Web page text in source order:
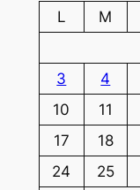
L
M
3
4
10
11
17
18
24
25